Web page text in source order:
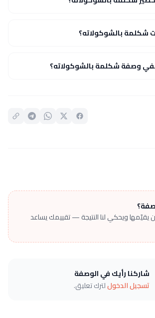
شكلمة بالشوكولاته؟
وصفة شكلمة بالشوكولاته؟
ويحكي لنا النتيجة — تقييمك يساعد
شاركنا رأيك في الوصفة
تسجيل الدخوللترك تعليق.